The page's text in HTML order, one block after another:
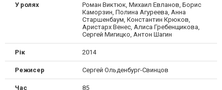
У ролях
Роман Виктюк, Михаил Евланов, Борис
Каморзин, Полина Агуреева, Анна
Старшенбаум, Константин Крюков,
Аристарх Венес, Алиса Гребенщикова,
Сергей Мигицко, Антон Шагин
Рік 2014
Режисер Сергей Ольденбург-Свинцов
Час 85